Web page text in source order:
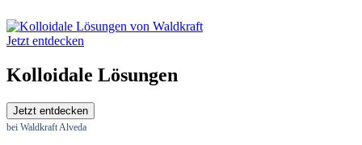
Jetzt entdecken
Kolloidale Lösungen
Jetzt entdecken
bei Waldkraft Alveda